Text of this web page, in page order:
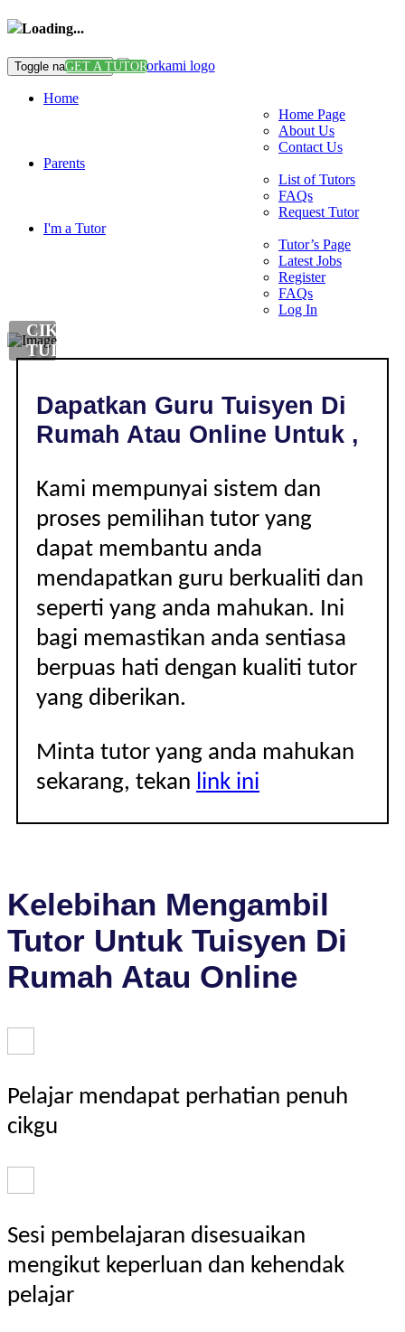
Loading...
Toggle navigationGET A TUTOR
Home
Home Page
About Us
Contact Us
Parents
List of Tutors
FAQs
Request Tutor
I'm a Tutor
Tutor’s Page
Latest Jobs
Register
FAQs
Log In
CIKGU
TUISYEN
Dapatkan Guru Tuisyen Di
Rumah Atau Online Untuk ,
Kami mempunyai sistem dan
proses pemilihan tutor yang
dapat membantu anda
mendapatkan guru berkualiti dan
seperti yang anda mahukan. Ini
bagi memastikan anda sentiasa
berpuas hati dengan kualiti tutor
yang diberikan.
Minta tutor yang anda mahukan
sekarang, tekan link ini
Kelebihan Mengambil
Tutor Untuk Tuisyen Di
Rumah Atau Online
Pelajar mendapat perhatian penuh
cikgu
Sesi pembelajaran disesuaikan
mengikut keperluan dan kehendak
pelajar